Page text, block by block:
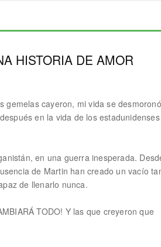
HISTORIA DE AMOR
gemelas cayeron, mi vida se desmoronó
en la vida de los
en una guerra inesperada.
de Martin han creado un vacío
de llenarlo nunca.
TODO! Y las que creyeron que